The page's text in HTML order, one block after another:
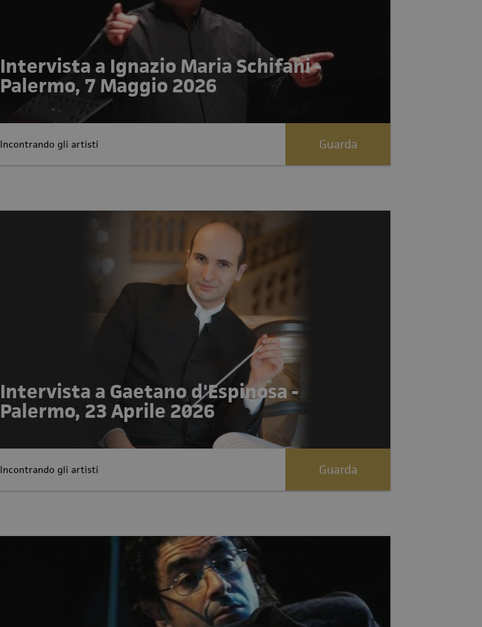
Intervista a Ignazio Maria Schifani -
Palermo, 7 Maggio 2026
Incontrando gli artisti Guarda
Intervista a Gaetano d'Espinosa -
Palermo, 23 Aprile 2026
Incontrando gli artisti Guarda